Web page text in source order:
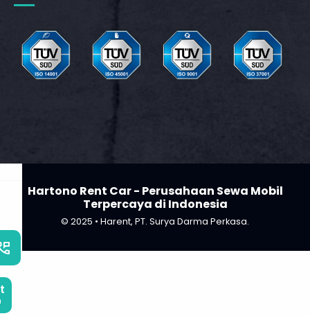
Hartono Rent Car - Perusahaan Sewa Mobil
Terpercaya di Indonesia
© 2025 • Harent, PT. Surya Darma Perkasa.